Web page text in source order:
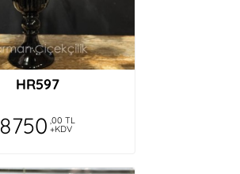
HR597
8750 ,00 TL
+KDV